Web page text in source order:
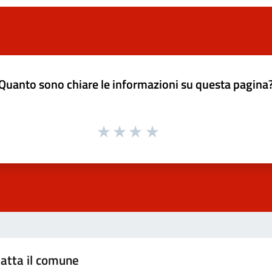
sono chiare le informazioni su questa
il comune